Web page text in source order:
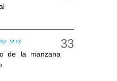
18:13
de la manzana